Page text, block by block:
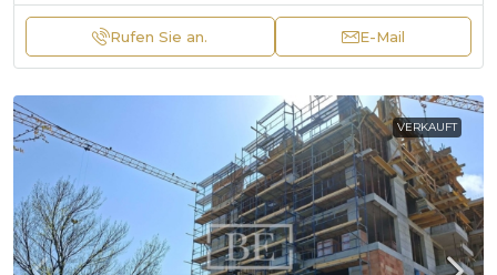
Rufen Sie an. E-Mail
VERKAUFT